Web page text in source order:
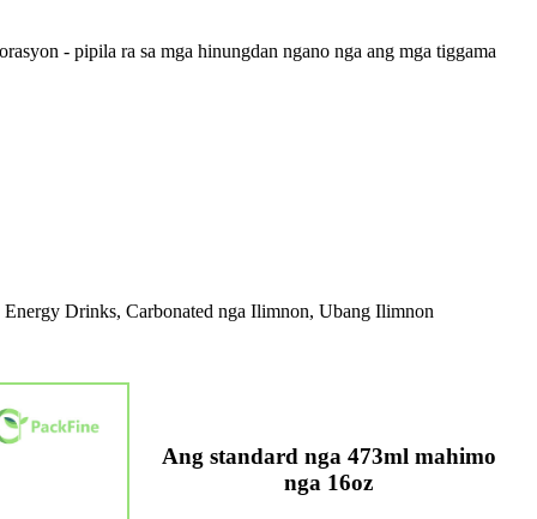
- pipila ra sa mga hinungdan ngano nga ang mga tiggama
Drinks, Carbonated nga Ilimnon, Ubang Ilimnon
Ang standard nga 473ml mahimo
nga 16oz